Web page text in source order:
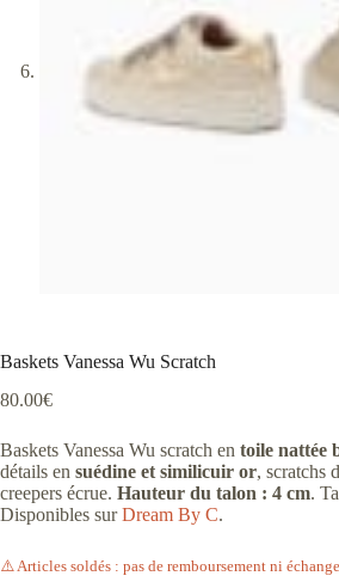
Baskets Vanessa Wu Scratch
80.00€
Baskets Vanessa Wu scratch en toile nattée
détails en suédine et similicuir or, scratchs
creepers écrue. Hauteur du talon : 4 cm.
Disponibles surDream By C.
⚠️ Articles soldés : pas de remboursement ni